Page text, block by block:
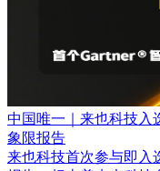
中国唯一｜来也科技入
象限报告
来也科技首次参与即入